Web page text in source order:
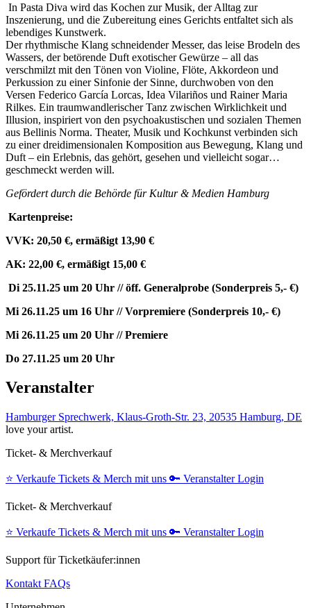
In Pasta Diva wird das Kochen zur Musik, der Alltag zur
Inszenierung, und die Zubereitung eines Gerichts entfaltet sich als
lebendiges Kunstwerk.
Der rhythmische Klang schneidender Messer, das leise Brodeln des
Wassers, der betörende Duft exotischer Gewürze – all das
verschmilzt mit den Tönen von Violine, Flöte, Akkordeon und
Perkussion zu einer Sinfonie der Sinne, durchwoben von den
Versen Federico García Lorcas, Idea Vilariños und Rainer Maria
Rilkes. Ein traumwandlerischer Tanz zwischen Wirklichkeit und
Illusion, inspiriert von den psychoakustischen und sozialen Themen
aus Bellinis Norma. Theater, Musik und Kochkunst verbinden sich
zu einer dreidimensionalen Komposition aus Bewegung, Klang und
Duft – ein Erlebnis, das gehört, gesehen und vielleicht sogar…
geschmeckt werden will.
Gefördert durch die Behörde für Kultur & Medien Hamburg
Kartenpreise:
VVK: 20,50 €, ermäßigt 13,90 €
AK: 22,00 €, ermäßigt 15,00 €
Di 25.11.25 um 20 Uhr // öff. Generalprobe (Sonderpreis 5,- €)
Mi 26.11.25 um 16 Uhr // Vorpremiere (Sonderpreis 10,- €)
Mi 26.11.25 um 20 Uhr // Premiere
Do 27.11.25 um 20 Uhr
Veranstalter
Hamburger Sprechwerk, Klaus-Groth-Str. 23, 20535 Hamburg, DE
love your artist.
Ticket- & Merchverkauf
⭐️ Verkaufe Tickets & Merch mit uns 🔑 Veranstalter Login
Ticket- & Merchverkauf
⭐️ Verkaufe Tickets & Merch mit uns 🔑 Veranstalter Login
Support für Ticketkäufer:innen
Kontakt FAQs